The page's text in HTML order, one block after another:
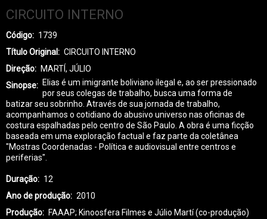
CIRCUITO INTERNO
Código
1739
Título Original
CIRCUITO INTERNO
Direção
MARTÍ, JÚLIO
Sinopse
Elias é um imigrante boliviano ilegal e, ao ser pressionado
por seus colegas de trabalho, busca uma forma de
batizar seu sobrinho. Através de sua jornada de trabalho,
acompanhamos o cotidiano do abusivo universo nas oficinas de
costura espalhadas pelo centro de São Paulo. A obra é uma ficção
baseada em uma exploração factual e faz parte da coletânea
"Mostras Coordenadas - Política e audiovisual entre centros e
periferias".
Duração
12
Ano de produção
2010
Produção
FAAAP; Kinoosfera Filmes e Júlio Martí (co-produção)